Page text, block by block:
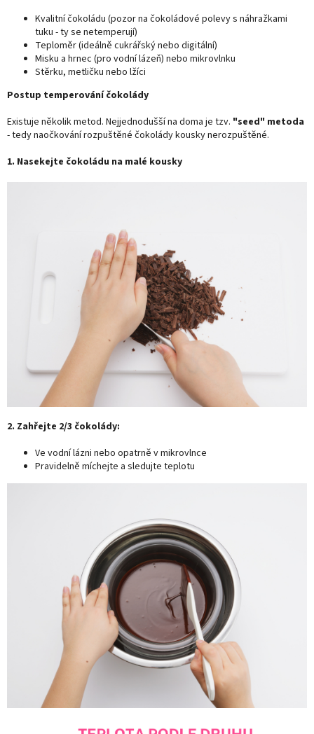
Kvalitní čokoládu (pozor na čokoládové polevy s náhražkami
tuku - ty se netemperují)
Teploměr (ideálně cukrářský nebo digitální)
Misku a hrnec (pro vodní lázeň) nebo mikrovlnku
Stěrku, metličku nebo lžíci
Postup temperování čokolády
Existuje několik metod. Nejjednodušší na doma je tzv. "seed" metoda
- tedy naočkování rozpuštěné čokolády kousky nerozpuštěné.
1. Nasekejte čokoládu na malé kousky
2. Zahřejte 2/3 čokolády:
Ve vodní lázni nebo opatrně v mikrovlnce
Pravidelně míchejte a sledujte teplotu